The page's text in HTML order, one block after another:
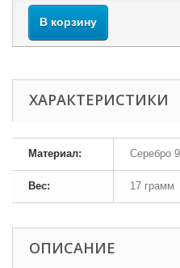
В корзину
ХАРАКТЕРИСТИКИ
Материал: Серебро
Вес: 17 грамм
ОПИСАНИЕ